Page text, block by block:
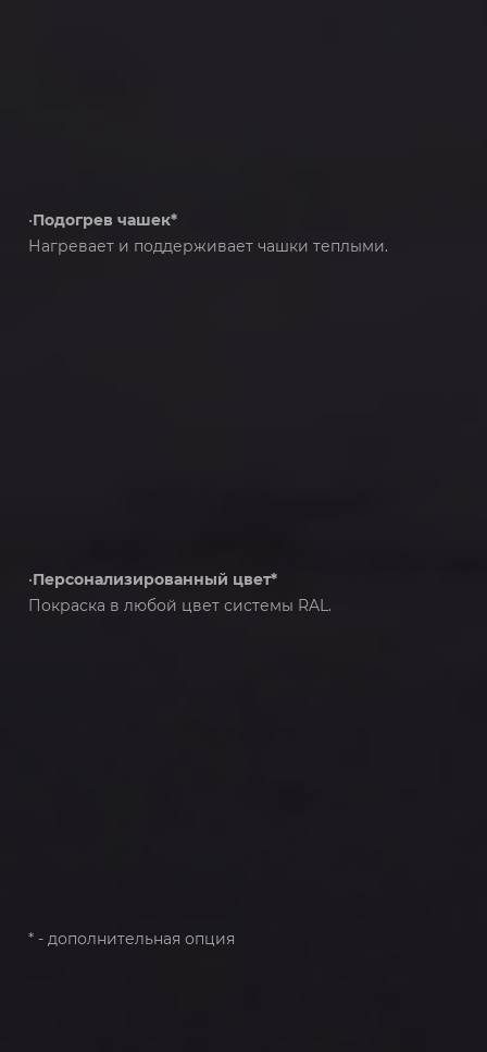
•Подогрев чашек*
Нагревает и поддерживает чашки теплыми.
•Персонализированный цвет*
Покраска в любой цвет системы RAL.
* - дополнительная опция